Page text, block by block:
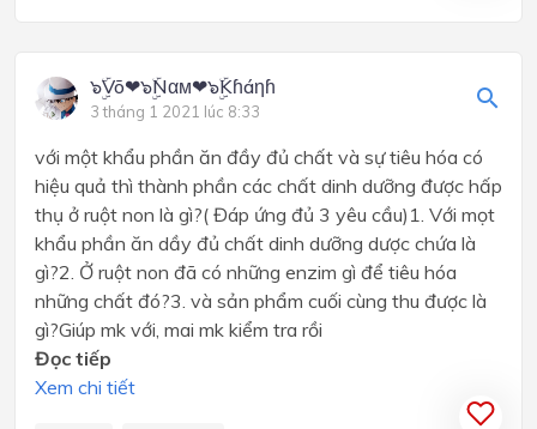
๖ۣۜVõ❤๖ۣۜNαм❤๖ۣۜKɦáηɦ
3 tháng 1 2021 lúc 8:33
với một khẩu phần ăn đầy đủ chất và sự tiêu hóa có
hiệu quả thì thành phần các chất dinh dưỡng được hấp
thụ ở ruột non là gì?( Đáp ứng đủ 3 yêu cầu)1. Với mọt
khẩu phần ăn dầy đủ chất dinh dưỡng dược chứa là
gì?2. Ở ruột non đã có những enzim gì để tiêu hóa
những chất đó?3. và sản phẩm cuối cùng thu được là
gì?Giúp mk với, mai mk kiểm tra rồi
Đọc tiếp
Xem chi tiết